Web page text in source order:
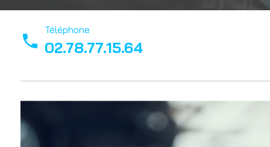
phone
Téléphone
02.78.77.15.64